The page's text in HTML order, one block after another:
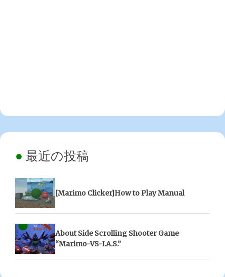
最近の投稿
[Marimo Clicker]How to Play Manual
About Side Scrolling Shooter Game
“Marimo-VS-I.A.S.”